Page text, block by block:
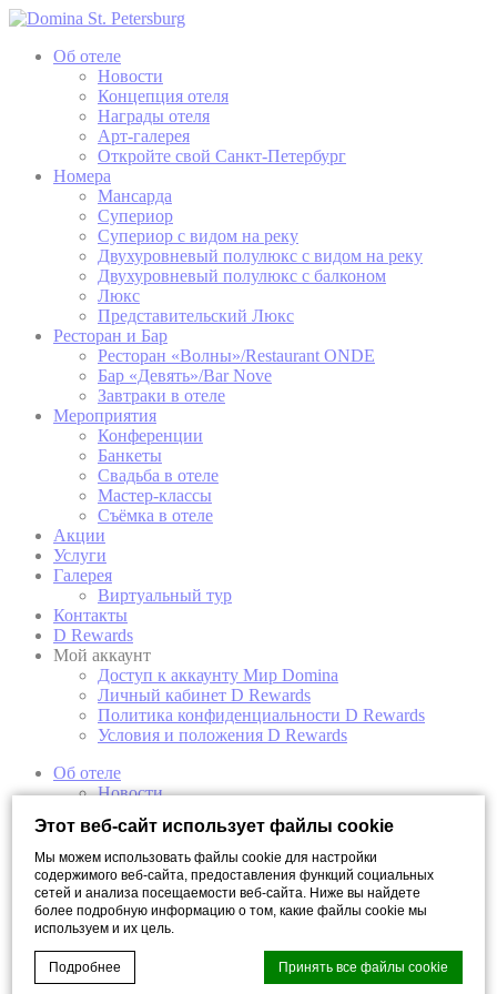
Этот веб-сайт использует файлы cookie
Мы можем использовать файлы cookie для настройки
содержимого веб-сайта, предоставления функций социальных
сетей и анализа посещаемости веб-сайта. Ниже вы найдете
более подробную информацию о том, какие файлы cookie мы
используем и их цель.
Подробнее Принять все файлы cookie
Об отеле
Новости
Концепция отеля
Награды отеля
Арт-галерея
Откройте свой Санкт-Петербург
Номера
Мансарда
Супериор
Супериор с видом на реку
Двухуровневый полулюкс с видом на реку
Двухуровневый полулюкс с балконом
Люкс
Представительский Люкс
Ресторан и Бар
Ресторан «Волны»/Restaurant ONDE
Бар «Девять»/Bar Nove
Завтраки в отеле
Мероприятия
Конференции
Банкеты
Свадьба в отеле
Мастер-классы
Съёмка в отеле
Акции
Услуги
Галерея
Виртуальный тур
Контакты
D Rewards
Мой аккаунт
Доступ к аккаунту Мир Domina
Личный кабинет D Rewards
Политика конфиденциальности D Rewards
Условия и положения D Rewards
Об отеле
Новости
Награды отеля
Арт-галерея
Откройте свой Санкт-Петербург
Номера
Мансарда
Супериор
Супериор с видом на реку
Двухуровневый полулюкс с видом на реку